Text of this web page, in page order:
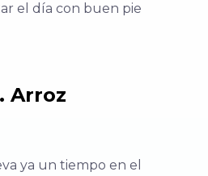
el día con buen pie
Arroz
ya un tiempo en el